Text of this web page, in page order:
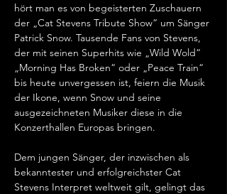
hört man es von begeisterten Zuschauern
der „Cat Stevens Tribute Show“ um Sänger
Patrick Snow. Tausende Fans von Stevens,
der mit seinen Superhits wie „Wild Wold“
„Morning Has Broken“ oder „Peace Train“
bis heute unvergessen ist, feiern die Musik
der Ikone, wenn Snow und seine
ausgezeichneten Musiker diese in die
Konzerthallen Europas bringen.
Dem jungen Sänger, der inzwischen als
bekanntester und erfolgreichster Cat
Stevens Interpret weltweit gilt, gelingt das